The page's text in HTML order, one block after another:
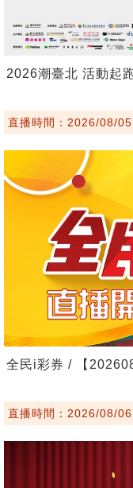
2026潮臺北 活動起
直播時間：2026/08/
全民i彩券 / 【
直播時間：2026/08/